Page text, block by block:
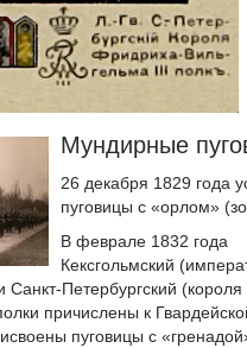
Мундирные
26 декабря 1829 года
пуговицы с «орлом»
В феврале 1832 года
Кексгольмский
Санкт-Петербургский (короля
причислены к
пуговицы с